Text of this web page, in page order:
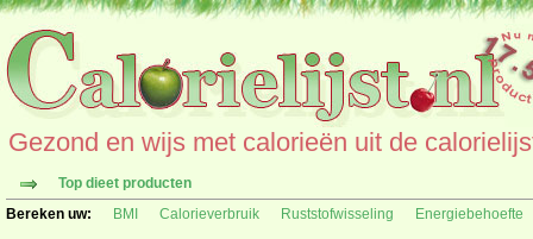
Gezond en wijs met calorieën uit de
Top dieet producten
Bereken uw:
BMI Calorieverbruik Ruststofwisseling Energiebehoefte